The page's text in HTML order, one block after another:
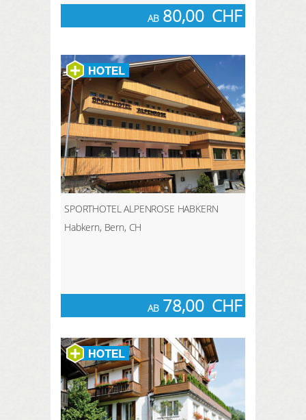
AB80,00 CHF
SPORTHOTEL ALPENROSE HABKERN
Habkern, Bern, CH
AB78,00 CHF